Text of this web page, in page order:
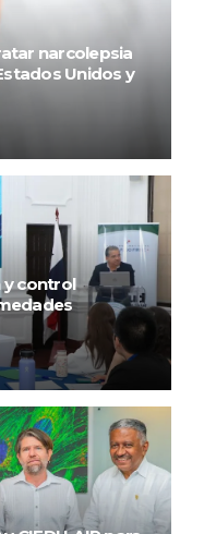
narcolepsia
Unidos y
y control